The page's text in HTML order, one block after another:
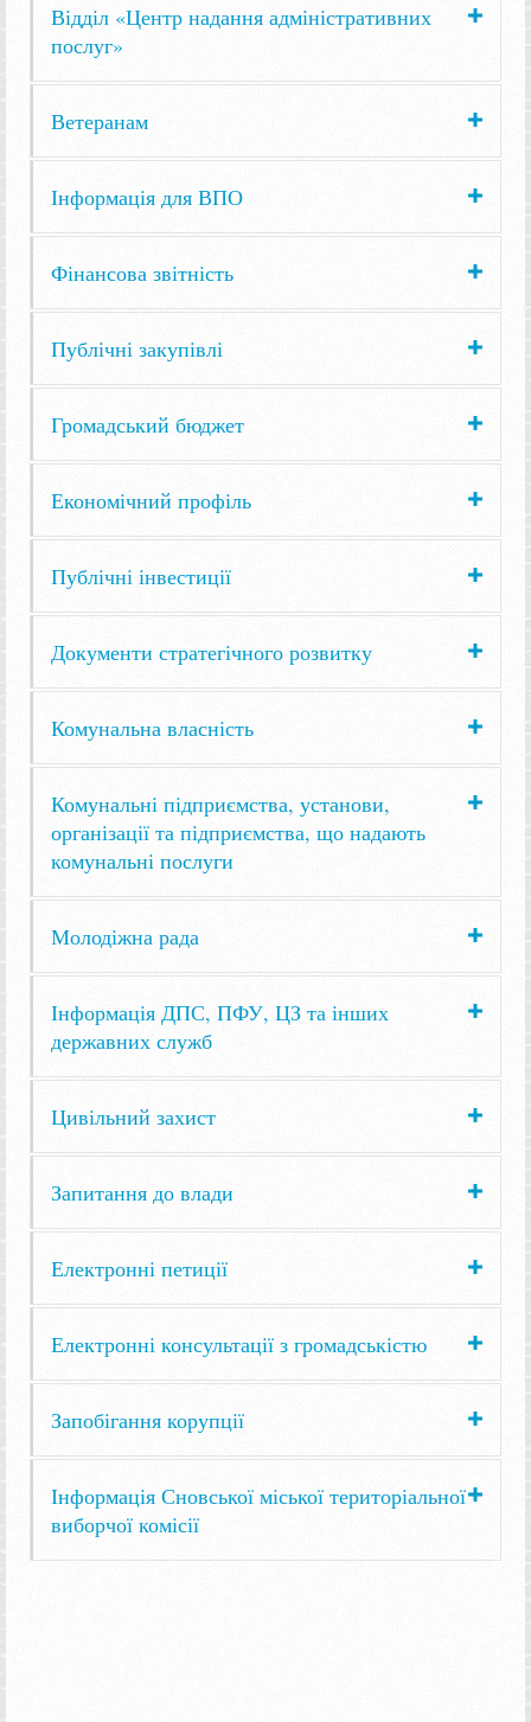
Відділ «Центр надання адміністративних
послуг»
Ветеранам
Інформація для ВПО
Фінансова звітність
Публічні закупівлі
Громадський бюджет
Економічний профіль
Публічні інвестиції
Документи стратегічного розвитку
Комунальна власність
Комунальні підприємства, установи,
організації та підприємства, що надають
комунальні послуги
Молодіжна рада
Інформація ДПС, ПФУ, ЦЗ та інших
державних служб
Цивільний захист
Запитання до влади
Електронні петиції
Електронні консультації з громадськістю
Запобігання корупції
Інформація Сновської міської територіальної
виборчої комісії